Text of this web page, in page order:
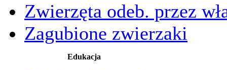
Zwierzęta odeb. przez
Zagubione zwierzaki
Edukacja